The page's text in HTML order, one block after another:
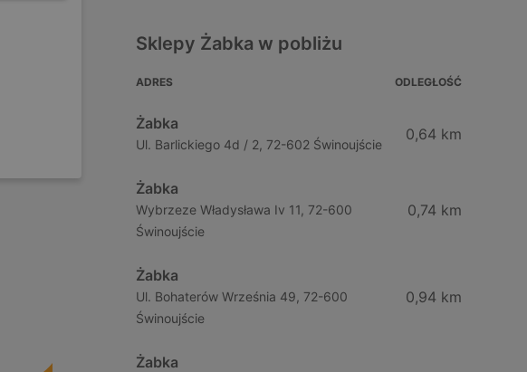
Sklepy Żabka w pobliżu
ADRES ODLEGŁOŚĆ
Żabka
Ul. Barlickiego 4d / 2, 72-602 Świnoujście
0,64 km
Żabka
Wybrzeze Władysława Iv 11, 72-600
Świnoujście
0,74 km
Żabka
Ul. Bohaterów Września 49, 72-600
Świnoujście
0,94 km
Żabka